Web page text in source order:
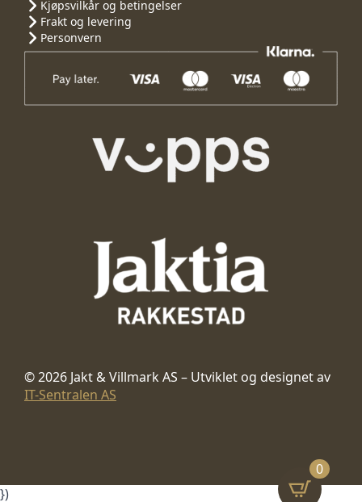
0
Kjøpsvilkår og betingelser
Frakt og levering
Personvern
© 2026 Jakt & Villmark AS – Utviklet og designet av
IT-Sentralen AS
})